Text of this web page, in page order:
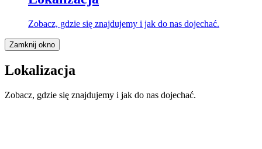
Zobacz, gdzie się znajdujemy i jak do nas dojechać.
Zamknij okno
Lokalizacja
Zobacz, gdzie się znajdujemy i jak do nas dojechać.